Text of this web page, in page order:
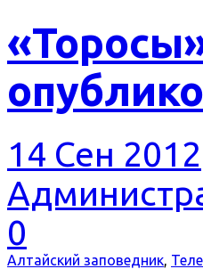
14 Сен 2012
0
Алтайский заповедник,